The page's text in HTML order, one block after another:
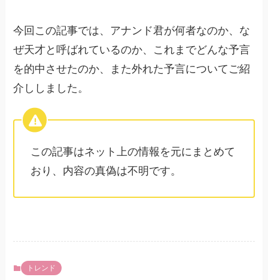
今回この記事では、アナンド君が何者なのか、な
ぜ天才と呼ばれているのか、これまでどんな予言
を的中させたのか、また外れた予言についてご紹
介ししました。
この記事はネット上の情報を元にまとめて
おり、内容の真偽は不明です。
トレンド